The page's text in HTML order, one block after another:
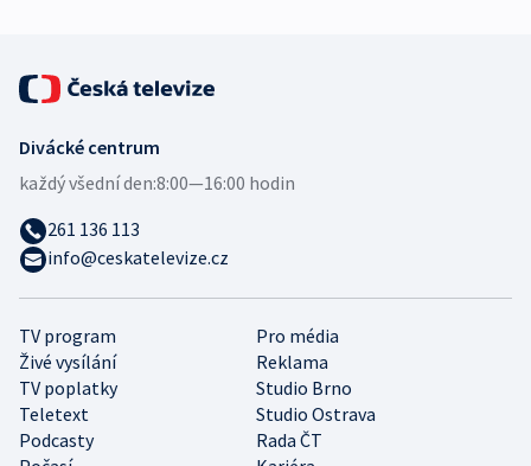
TV program
Pro média
Živé vysílání
Reklama
TV poplatky
Studio Brno
Teletext
Studio Ostrava
Podcasty
Rada ČT
Divácké centrum
každý všední den:8:00—16:00 hodin
261 136 113
info@ceskatelevize.cz